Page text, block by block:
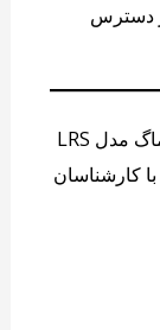
دسترس
جهت استعلام قیمت خرید چرخ جرثقیل دماگ مدل LRS
با کارشناسان